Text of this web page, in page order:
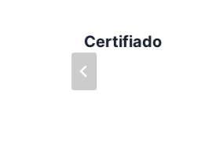
Certifiado